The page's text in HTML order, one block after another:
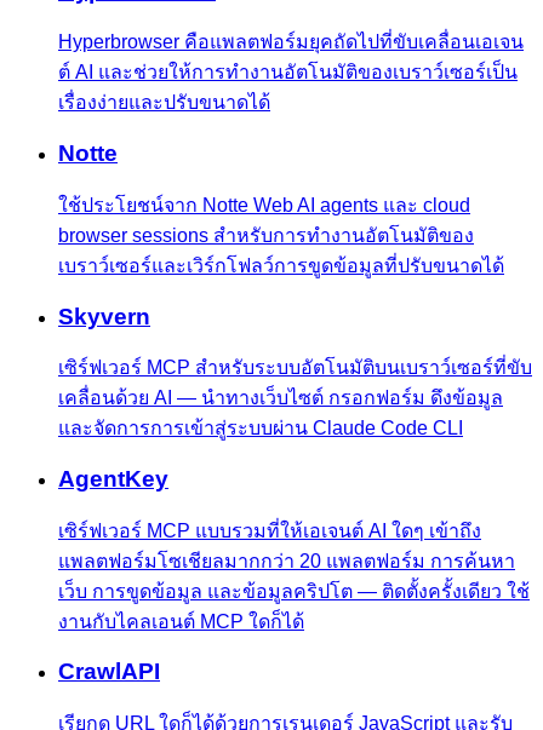
Hyperbrowser คือแพลตฟอร์มยุคถัดไปที่ขับเคลื่อนเอเจน
ต์ AI และช่วยให้การทำงานอัตโนมัติของเบราว์เซอร์เป็น
เรื่องง่ายและปรับขนาดได้
Notte
ใช้ประโยชน์จาก Notte Web AI agents และ cloud
browser sessions สำหรับการทำงานอัตโนมัติของ
เบราว์เซอร์และเวิร์กโฟลว์การขูดข้อมูลที่ปรับขนาดได้
Skyvern
เซิร์ฟเวอร์ MCP สำหรับระบบอัตโนมัติบนเบราว์เซอร์ที่ขับ
เคลื่อนด้วย AI — นำทางเว็บไซต์ กรอกฟอร์ม ดึงข้อมูล
และจัดการการเข้าสู่ระบบผ่าน Claude Code CLI
AgentKey
เซิร์ฟเวอร์ MCP แบบรวมที่ให้เอเจนต์ AI ใดๆ เข้าถึง
แพลตฟอร์มโซเชียลมากกว่า 20 แพลตฟอร์ม การค้นหา
เว็บ การขูดข้อมูล และข้อมูลคริปโต — ติดตั้งครั้งเดียว ใช้
งานกับไคลเอนต์ MCP ใดก็ได้
CrawlAPI
เรียกดู URL ใดก็ได้ด้วยการเรนเดอร์ JavaScript และรับ